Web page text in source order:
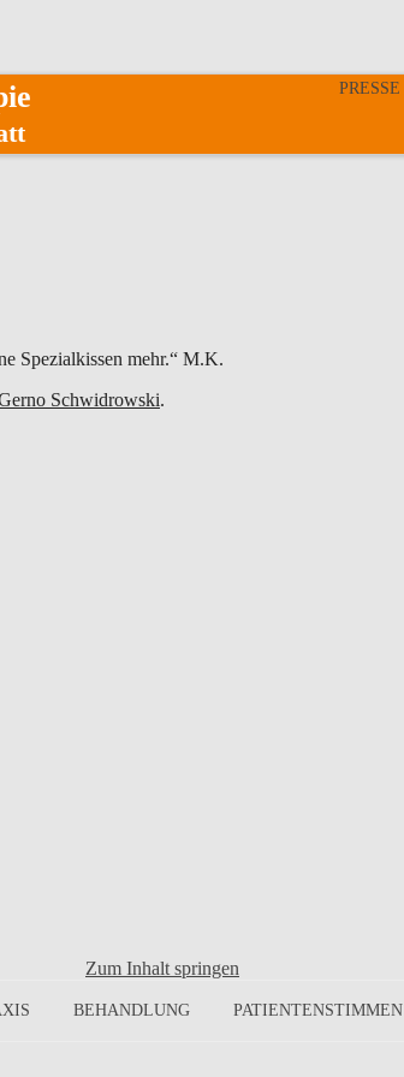
PRESSE
Spezialkissen mehr.“ M.K.
Schwidrowski.
Zum Inhalt springen
BEHANDLUNG PATIENTENSTIMMEN